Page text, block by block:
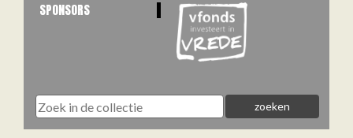
SPONSORS